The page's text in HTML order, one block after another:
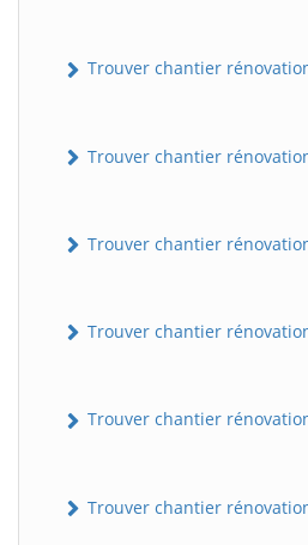
Trouver chantier
Trouver chantier
Trouver chantier
Trouver chantier
Trouver chantier
Trouver chantier